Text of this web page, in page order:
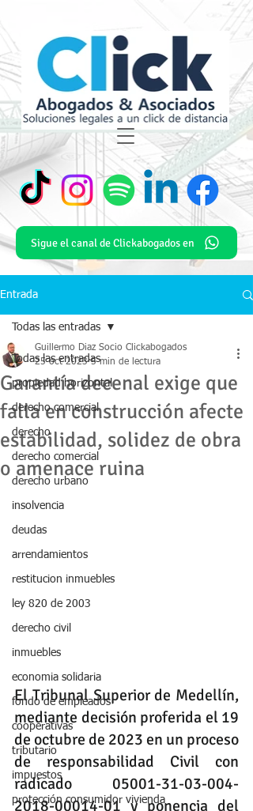
Sigue el canal de Clickabogados en
Entrada
Todas las entradas
propiedad horizontal
derecho comercial
derecho
derecho comercial
derecho urbano
insolvencia
deudas
arrendamientos
restitucion inmuebles
ley 820 de 2003
derecho civil
inmuebles
economia solidaria
fondo de empleados
cooperativas
tributario
impuestos
protección consumidor vivienda
Todas las entradas
Garantía decenal exige que
falla en construcción afecte
estabilidad, solidez de obra
o amenace ruina
Guillermo Diaz Socio Clickabogados
25 oct 2023 5 min de lectura
El Tribunal Superior de Medellín,
mediante decisión proferida el 19
de octubre de 2023 en un proceso
de responsabilidad Civil con
radicado 05001-31-03-004-
2018-00014-01 y ponencia del